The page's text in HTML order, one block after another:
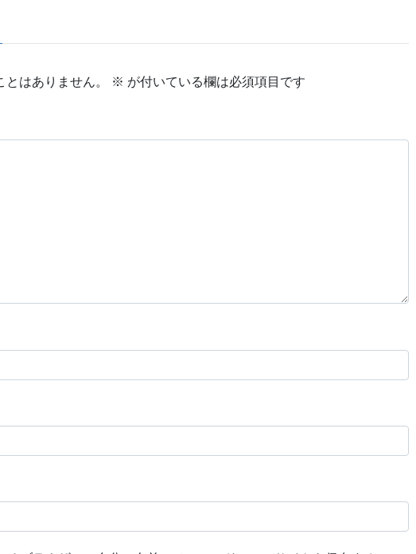
はありません。 ※ が付いている欄は必須項目です